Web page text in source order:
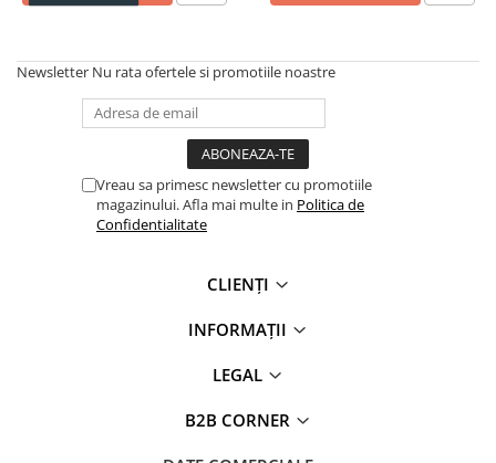
Newsletter Nu rata ofertele si promotiile noastre
Vreau sa primesc newsletter cu promotiile
magazinului. Afla mai multe in Politica de
Confidentialitate
CLIENȚI
INFORMAȚII
LEGAL
B2B CORNER